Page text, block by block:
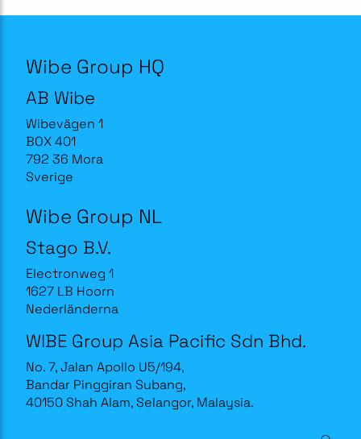
Wibe Group HQ
AB Wibe
Wibevägen 1
BOX 401
792 36 Mora
Sverige
Wibe Group NL
Stago B.V.
Electronweg 1
1627 LB Hoorn
Nederländerna
WIBE Group Asia Pacific Sdn Bhd.
No. 7, Jalan Apollo U5/194,
Bandar Pinggiran Subang,
40150 Shah Alam, Selangor, Malaysia.